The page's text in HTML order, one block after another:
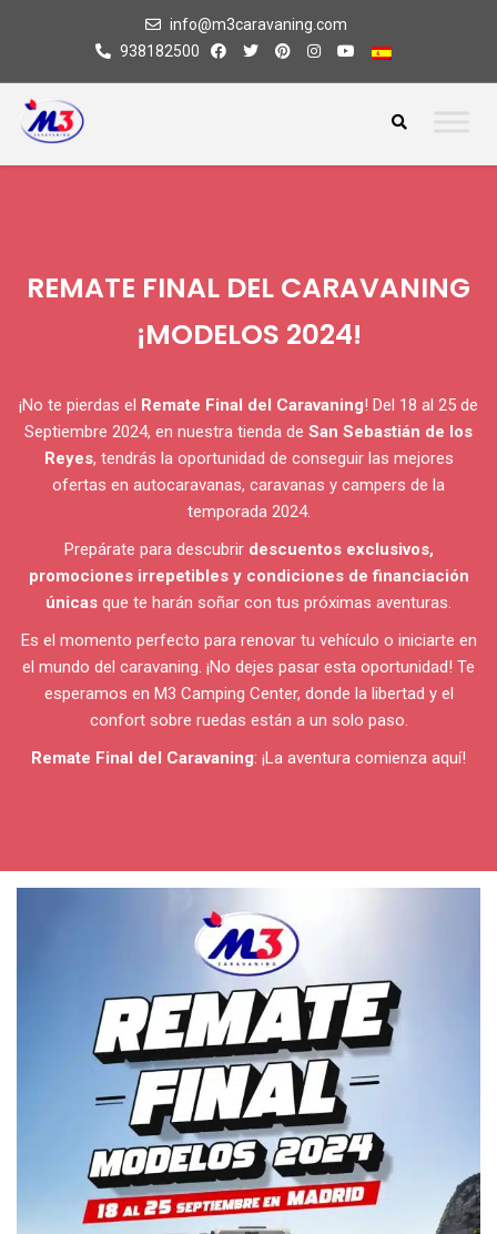
info@m3caravaning.com
938182500
REMATE FINAL DEL CARAVANING
¡MODELOS 2024!
¡No te pierdas el Remate Final del Caravaning! Del 18 al 25 de
Septiembre 2024, en nuestra tienda de San Sebastián de los
Reyes, tendrás la oportunidad de conseguir las mejores
ofertas en autocaravanas, caravanas y campers de la
temporada 2024.
Prepárate para descubrir descuentos exclusivos,
promociones irrepetibles y condiciones de financiación
únicas que te harán soñar con tus próximas aventuras.
Es el momento perfecto para renovar tu vehículo o iniciarte en
el mundo del caravaning. ¡No dejes pasar esta oportunidad! Te
esperamos en M3 Camping Center, donde la libertad y el
confort sobre ruedas están a un solo paso.
Remate Final del Caravaning: ¡La aventura comienza aquí!